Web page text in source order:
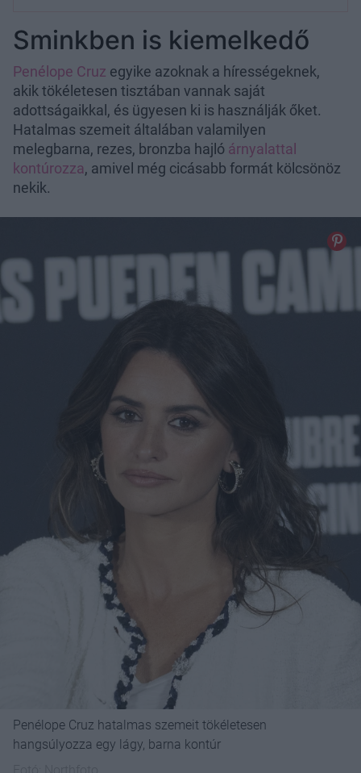
Sminkben is kiemelkedő
Penélope Cruz egyike azoknak a hírességeknek,
akik tökéletesen tisztában vannak saját
adottságaikkal, és ügyesen ki is használják őket.
Hatalmas szemeit általában valamilyen
melegbarna, rezes, bronzba hajló árnyalattal
kontúrozza, amivel még cicásabb formát kölcsönöz
nekik.
Penélope Cruz hatalmas szemeit tökéletesen
hangsúlyozza egy lágy, barna kontúr